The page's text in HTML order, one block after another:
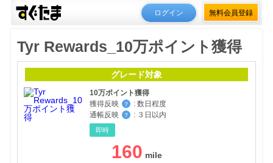
ログイン 無料会員登録
Tyr Rewards_10万ポイント獲得
グレード対象
10万ポイント獲得
獲得反映
？ : 数日程度
通帳反映
？ : ３日以内
即時
160